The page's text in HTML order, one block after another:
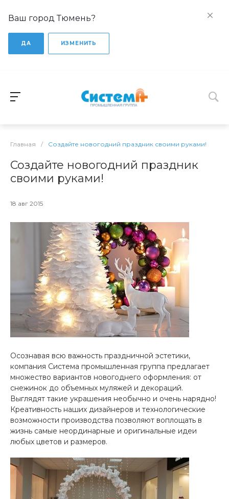
Ваш город Тюмень?
ДА ИЗМЕНИТЬ
Главная / Создайте новогодний праздник своими руками!
Создайте новогодний праздник
своими руками!
18 авг 2015
Осознавая всю важность праздничной эстетики,
компания Система промышленная группа предлагает
множество вариантов новогоднего оформления: от
снежинок до объемных муляжей и декораций.
Выглядят такие украшения необычно и очень нарядно!
Креативность наших дизайнеров и технологические
возможности производства позволяют воплощать в
жизнь самые неординарные и оригинальные идеи
любых цветов и размеров.